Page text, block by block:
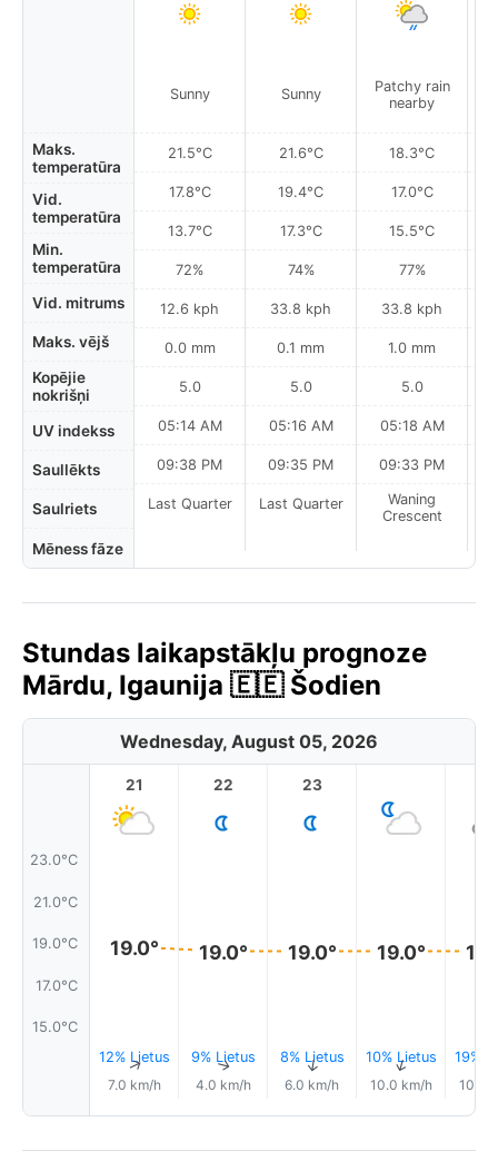
Maks.
temperatūra
Vid.
temperatūra
Min.
temperatūra
Vid. mitrums
Maks. vējš
Kopējie
nokrišņi
UV indekss
Saullēkts
Saulriets
Mēness fāze
Sunny
21.5°C
17.8°C
13.7°C
72%
12.6 kph
0.0 mm
5.0
05:14 AM
09:38 PM
Last Quarter
Sunny
21.6°C
19.4°C
17.3°C
74%
33.8 kph
0.1 mm
5.0
05:16 AM
09:35 PM
Last Quarter
Patchy rain
nearby
18.3°C
17.0°C
15.5°C
77%
33.8 kph
1.0 mm
5.0
05:18 AM
09:33 PM
Waning
Crescent
Stundas laikapstākļu prognoze
Mārdu, Igaunija 🇪🇪 Šodien
Wednesday, August 05, 2026
23.0°C
21.0°C
19.0°C
17.0°C
15.0°C
21
19.0°
12% Lietus
↑
7.0 km/h
22
19.0°
9% Lietus
↑
4.0 km/h
23
19.0°
8% Lietus
↑
6.0 km/h
19.0°
10% Lietus
↑
10.0 km/h
19%
10.0